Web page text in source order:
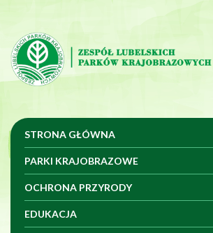
STRONA GŁÓWNA
PARKI KRAJOBRAZOWE
OCHRONA PRZYRODY
EDUKACJA